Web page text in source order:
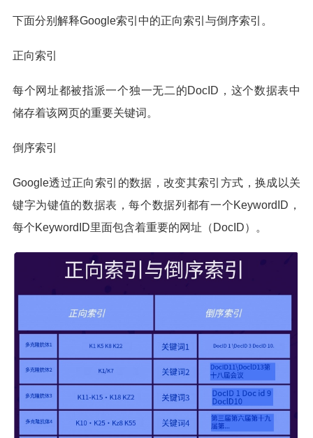
下面分别解释Google索引中的正向索引与倒序索引。
正向索引
每个网址都被指派一个独一无二的DocID，这个数据表中
储存着该网页的重要关键词。
倒序索引
Google透过正向索引的数据，改变其索引方式，换成以关
键字为键值的数据表，每个数据列都有一个KeywordID，
每个KeywordID里面包含着重要的网址（DocID）。